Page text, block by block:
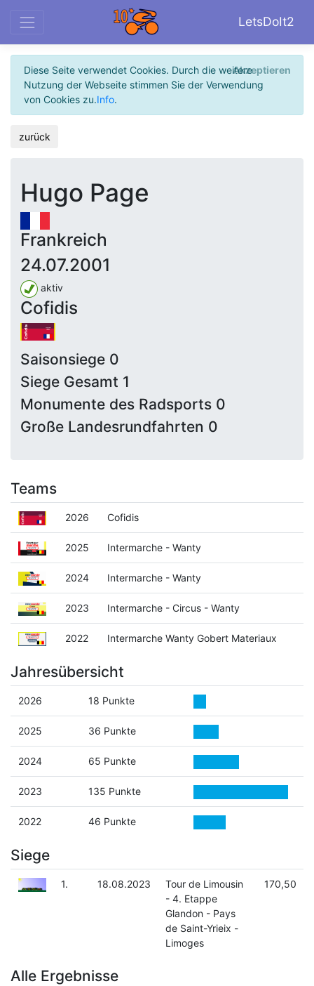
LetsDoIt2
Diese Seite verwendet Cookies. Durch die weitere
Nutzung der Webseite stimmen Sie der Verwendung
von Cookies zu.Info.
Akzeptieren
zurück
Hugo Page
Frankreich
24.07.2001
aktiv
Cofidis
Saisonsiege 0
Siege Gesamt 1
Monumente des Radsports 0
Große Landesrundfahrten 0
Teams
2026 Cofidis
2025 Intermarche - Wanty
2024 Intermarche - Wanty
2023 Intermarche - Circus - Wanty
2022 Intermarche Wanty Gobert Materiaux
Jahresübersicht
2026 18 Punkte
2025 36 Punkte
2024 65 Punkte
2023 135 Punkte
2022 46 Punkte
Siege
1. 18.08.2023
Tour de Limousin
- 4. Etappe
Glandon - Pays
de Saint-Yrieix -
Limoges
170,50
Alle Ergebnisse